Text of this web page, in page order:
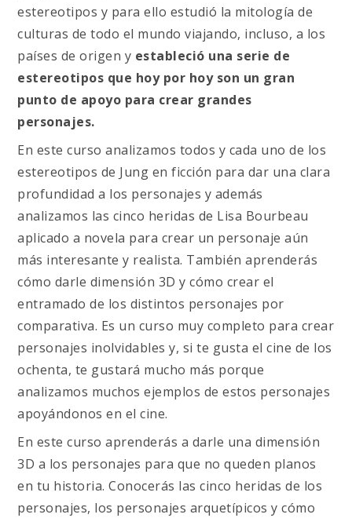
estereotipos y para ello estudió la mitología de
culturas de todo el mundo viajando, incluso, a los
países de origen y estableció una serie de
estereotipos que hoy por hoy son un gran
punto de apoyo para crear grandes
personajes.
En este curso analizamos todos y cada uno de los
estereotipos de Jung en ficción para dar una clara
profundidad a los personajes y además
analizamos las cinco heridas de Lisa Bourbeau
aplicado a novela para crear un personaje aún
más interesante y realista. También aprenderás
cómo darle dimensión 3D y cómo crear el
entramado de los distintos personajes por
comparativa. Es un curso muy completo para crear
personajes inolvidables y, si te gusta el cine de los
ochenta, te gustará mucho más porque
analizamos muchos ejemplos de estos personajes
apoyándonos en el cine.
En este curso aprenderás a darle una dimensión
3D a los personajes para que no queden planos
en tu historia. Conocerás las cinco heridas de los
personajes, los personajes arquetípicos y cómo